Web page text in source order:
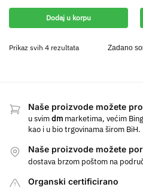
Dodaj u korpu
Prikaz svih 4 rezultata
Naše proizvode možete
u svimdm marketima, većim
kao i u bio trgovinama širom BiH.
Naše proizvode možete
dostava brzom poštom na
Organski certificirano